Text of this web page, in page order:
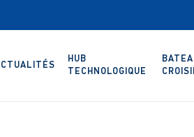
HUB
TECHNOLOGIQUE